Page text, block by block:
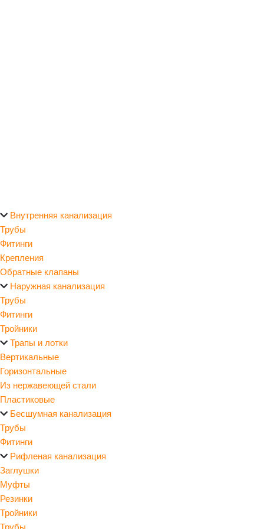
Внутренняя канализация
Трубы
Фитинги
Крепления
Обратные клапаны
Наружная канализация
Трубы
Фитинги
Тройники
Трапы и лотки
Вертикальные
Горизонтальные
Из нержавеющей стали
Пластиковые
Бесшумная канализация
Трубы
Фитинги
Рифленая канализация
Заглушки
Муфты
Резинки
Тройники
Трубы